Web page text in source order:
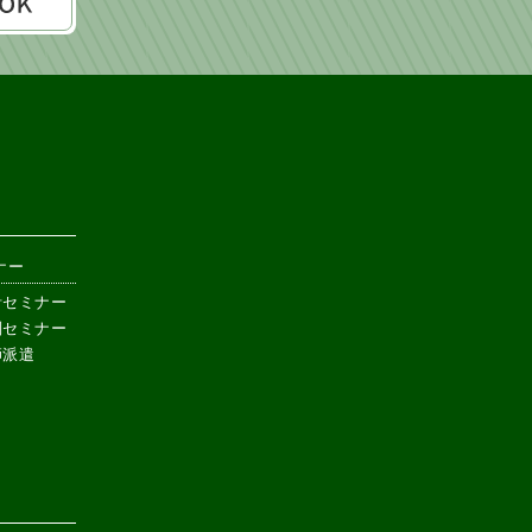
ー
ミナー
ミナー
遣